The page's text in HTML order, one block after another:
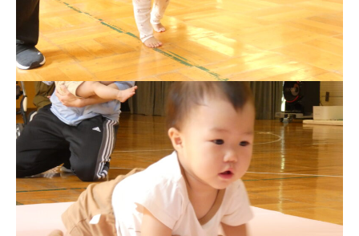
お知らせ
今日の幼稚園
園児募集要項